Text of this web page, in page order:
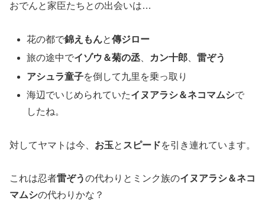
おでんと家臣たちとの出会いは…
花の都で錦えもんと傳ジロー
旅の途中でイゾウ＆菊の丞、 カン十郎 、雷ぞう
アシュラ童子を倒して九里を乗っ取り
海辺でいじめられていたイヌアラシ＆ネコマムシで
したね。
対してヤマトは今、 お玉と スピードを引き連れています。
これは忍者雷ぞうの代わりとミンク族のイヌアラシ＆ネコ
マムシの代わりかな？